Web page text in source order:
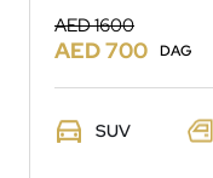
AED 1600
AED 700 DAG
SUV